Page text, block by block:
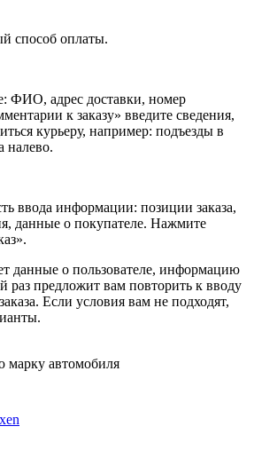
способ оплаты.
ФИО, адрес доставки, номер
к заказу» введите сведения,
курьеру, например: подъезды в
налево.
ввода информации: позиции заказа,
данные о покупателе. Нажмите
данные о пользователе, информацию
раз предложит вам повторить к вводу
Если условия вам не подходят,
автомобиля